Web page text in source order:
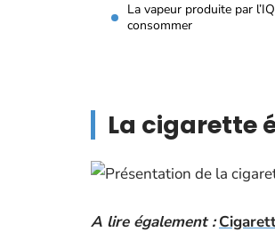
La vapeur produite par
consommer
La cigarette
A lire également :